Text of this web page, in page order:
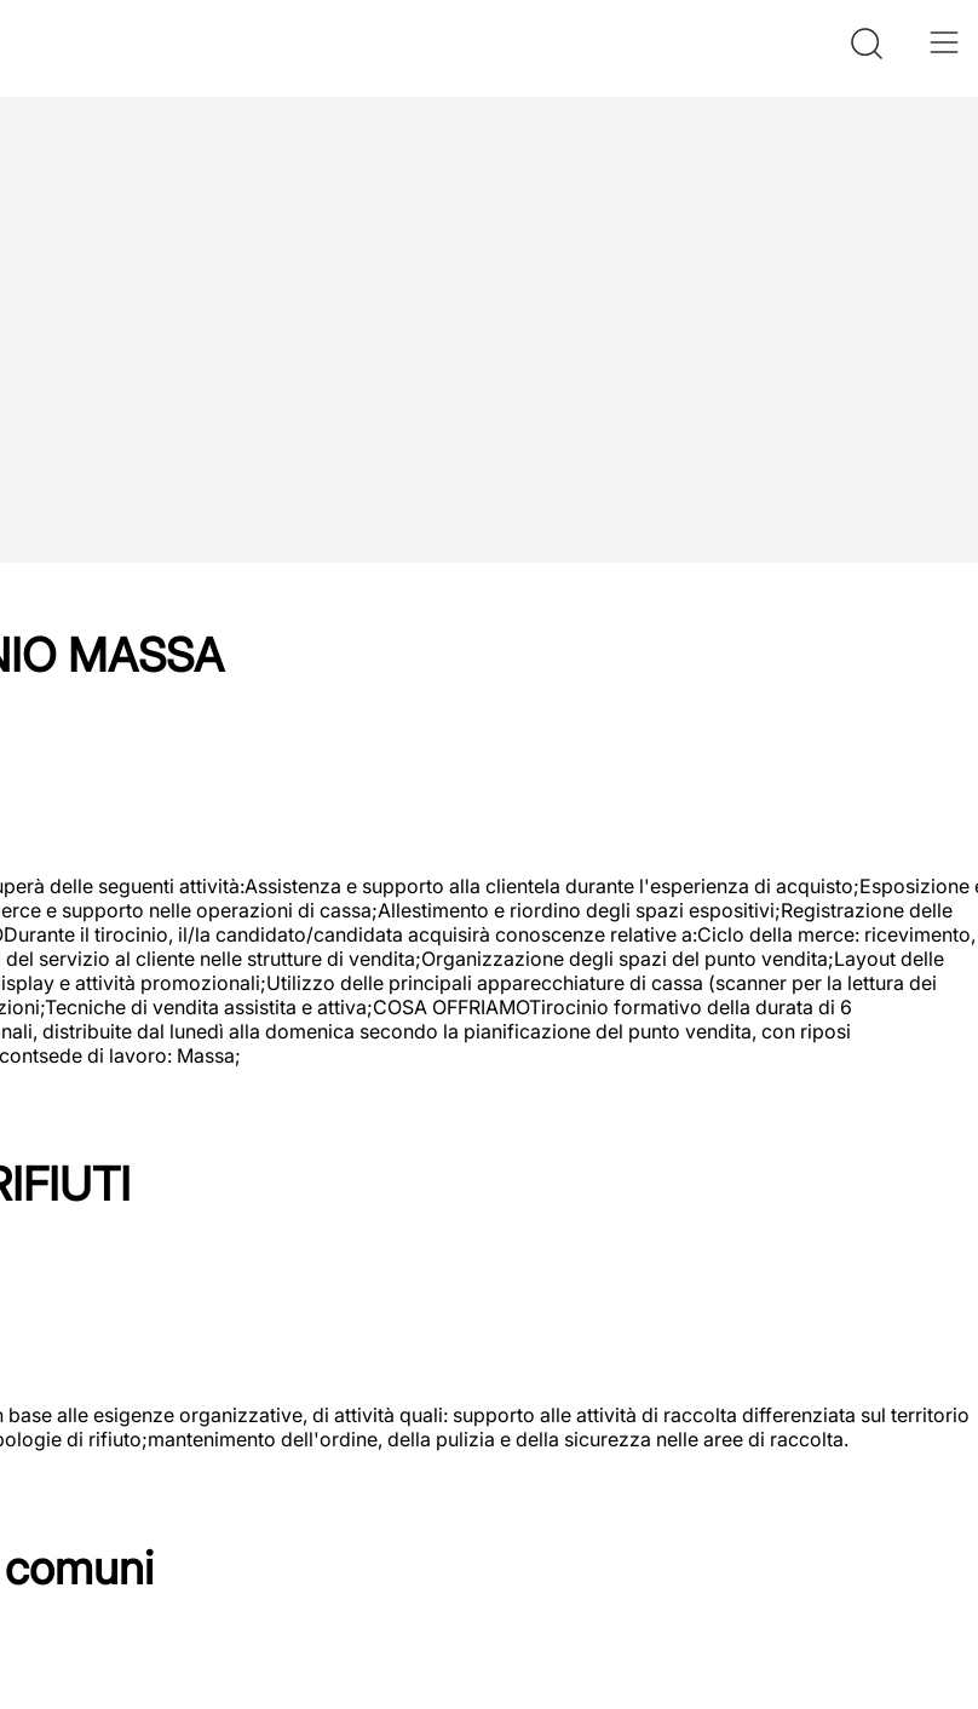
MASSA
delle seguenti attività:Assistenza e supporto alla clientela durante l'esperienza di acquisto;Esposizione
e supporto nelle operazioni di cassa;Allestimento e riordino degli spazi espositivi;Registrazione delle
il tirocinio, il/la candidato/candidata acquisirà conoscenze relative a:Ciclo della merce: ricevimento,
servizio al cliente nelle strutture di vendita;Organizzazione degli spazi del punto vendita;Layout delle
e attività promozionali;Utilizzo delle principali apparecchiature di cassa (scanner per la lettura dei
di vendita assistita e attiva;COSA OFFRIAMOTirocinio formativo della durata di 6
distribuite dal lunedì alla domenica secondo la pianificazione del punto vendita, con riposi
di lavoro: Massa;
alle esigenze organizzative, di attività quali: supporto alle attività di raccolta differenziata sul territorio
di rifiuto;mantenimento dell'ordine, della pulizia e della sicurezza nelle aree di raccolta.